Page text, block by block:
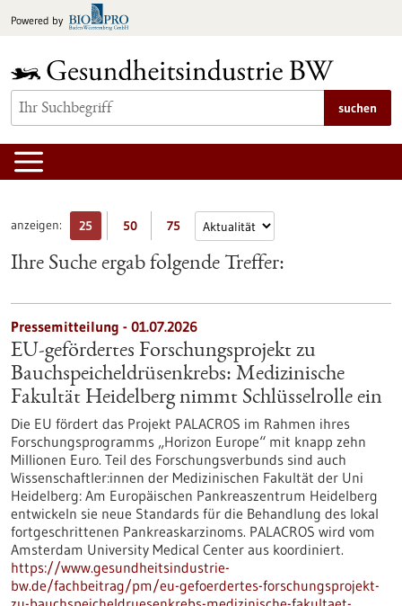
Inhalt
Powered by
suchen
anzeigen: 25 50 75
Ihre Suche ergab folgende Treffer:
Pressemitteilung - 01.07.2026
EU-gefördertes Forschungsprojekt zu
Bauchspeicheldrüsenkrebs: Medizinische
Fakultät Heidelberg nimmt Schlüsselrolle ein
Die EU fördert das Projekt PALACROS im Rahmen ihres
Forschungsprogramms „Horizon Europe“ mit knapp zehn
Millionen Euro. Teil des Forschungsverbunds sind auch
Wissenschaftler:innen der Medizinischen Fakultät der Uni
Heidelberg: Am Europäischen Pankreaszentrum Heidelberg
entwickeln sie neue Standards für die Behandlung des lokal
fortgeschrittenen Pankreaskarzinoms. PALACROS wird vom
Amsterdam University Medical Center aus koordiniert.
https://www.gesundheitsindustrie-
bw.de/fachbeitrag/pm/eu-gefoerdertes-forschungsprojekt-